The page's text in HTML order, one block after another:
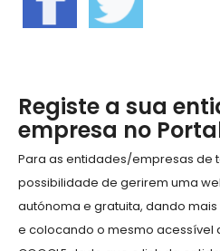
Registe a sua
empresa no
Para as entidades/empresas de
possibilidade de gerirem uma
autónoma e gratuita, dando
e colocando o mesmo acessível